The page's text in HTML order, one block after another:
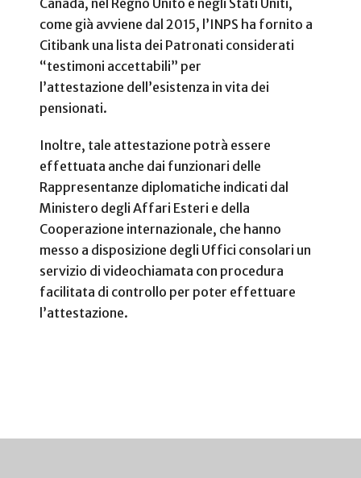
Canada, nel Regno Unito e negli Stati Uniti,
come già avviene dal 2015, l’INPS ha fornito a
Citibank una lista dei Patronati considerati
“testimoni accettabili” per
l’attestazione dell’esistenza in vita dei
pensionati.
Inoltre, tale attestazione potrà essere
effettuata anche dai funzionari delle
Rappresentanze diplomatiche indicati dal
Ministero degli Affari Esteri e della
Cooperazione internazionale, che hanno
messo a disposizione degli Uffici consolari un
servizio di videochiamata con procedura
facilitata di controllo per poter effettuare
l’attestazione.